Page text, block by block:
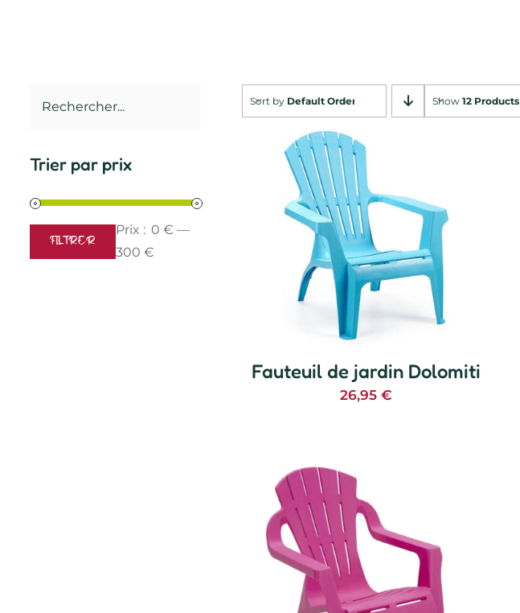
Trier par prix
FILTRER
Prix : 0 € —
300 €
Sort by Default Order Show12 Products
Fauteuil de jardin Dolomiti
26,95 €